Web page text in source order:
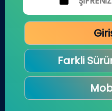
Farkli